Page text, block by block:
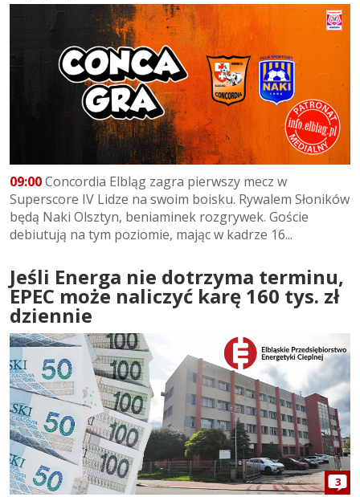
09:00Concordia Elbląg zagra pierwszy mecz w
Superscore IV Lidze na swoim boisku. Rywalem Słoników
będą Naki Olsztyn, beniaminek rozgrywek. Goście
debiutują na tym poziomie, mając w kadrze 16...
Jeśli Energa nie dotrzyma terminu,
EPEC może naliczyć karę 160 tys. zł
dziennie
3